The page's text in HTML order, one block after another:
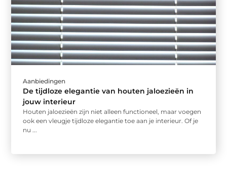
Aanbiedingen
De tijdloze elegantie van houten jaloezieën in
jouw interieur
Houten jaloezieën zijn niet alleen functioneel, maar voegen
ook een vleugje tijdloze elegantie toe aan je interieur. Of je
nu ...